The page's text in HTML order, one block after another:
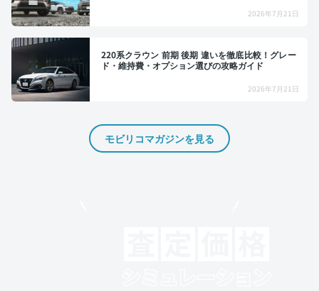
2026年7月21日
220系クラウン 前期 後期 違いを徹底比較！グレー
ド・維持費・オプション選びの攻略ガイド
2026年7月21日
モビリコマガジンを見る